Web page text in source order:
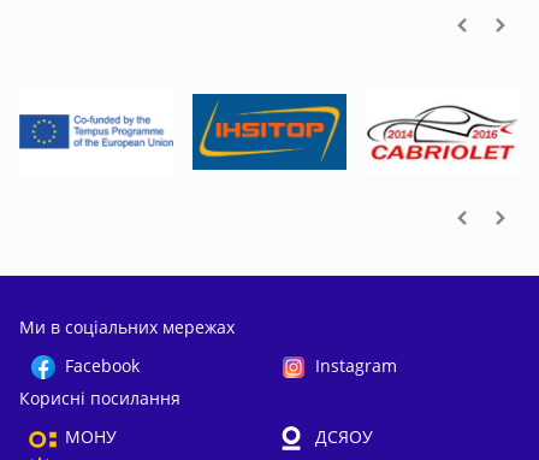
Our partners
Ми в соціальних мережах
Facebook
Instagram
Корисні посилання
МОНУ
ДСЯОУ